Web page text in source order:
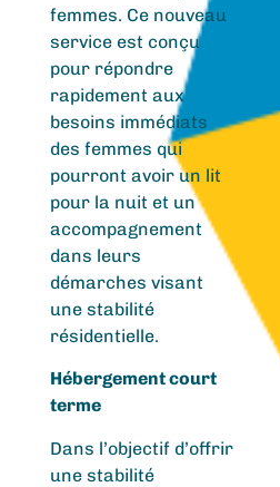
femmes. Ce nouveau
service est conçu
pour répondre
rapidement aux
besoins immédiats
des femmes qui
pourront avoir un lit
pour la nuit et un
accompagnement
dans leurs
démarches visant
une stabilité
résidentielle.
Hébergement court
terme
Dans l’objectif d’offrir
une stabilité